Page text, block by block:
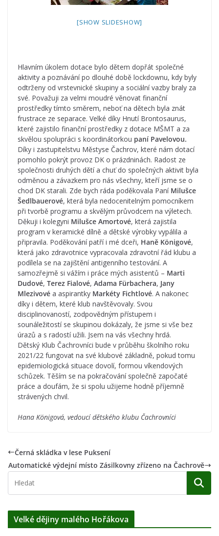
[SHOW SLIDESHOW]
Hlavním úkolem dotace bylo dětem dopřát společné
aktivity a poznávání po dlouhé době lockdownu, kdy byly
odtrženy od vrstevnické skupiny a sociální vazby braly za
své. Považuji za velmi moudré věnovat finanční
prostředky tímto směrem, neboť na dětech byla znát
frustrace ze separace. Velké díky Hnutí Brontosaurus,
které zajistilo finanční prostředky z dotace MŠMT a za
skvělou spolupráci s koordinátorkou paní Pavelovou.
Díky i zastupitelstvu Městyse Čachrov, které nám dotací
pomohlo pokrýt provoz DK o prázdninách. Radost ze
společnosti druhých dětí a chuť do společných aktivit byla
odměnou a závazkem pro nás všechny, kteří jsme se o
chod DK starali. Zde bych ráda poděkovala Paní Milušce
Šedlbauerové, která byla nedocenitelným pomocníkem
při tvorbě programu a skvělým průvodcem na výletech.
Děkuji i kolegyni Milušce Amortové, která zajistila
program v keramické dílně a dětské výrobky vypálila a
připravila. Poděkování patří i mé dceři, Haně Königové,
která jako zdravotnice vypracovala zdravotní řád klubu a
podílela se na zajištění antigenního testování. A
samozřejmě si vážím i práce mých asistentů – Marti
Dudové, Terez Fialové, Adama Fürbachera, Jany
Mlezivové a aspirantky Markéty Fichtlové. A nakonec
díky i dětem, které klub navštěvovaly. Svou
disciplinovaností, zodpovědným přístupem i
sounáležitostí se skupinou dokázaly, že jsme si vše bez
úrazů a s radostí užili. Jsem na vás všechny hrdá.
Dětský Klub Čachrovníci bude v průběhu školního roku
2021/22 fungovat na své klubové základně, pokud tomu
epidemiologická situace dovolí, formou víkendových
schůzek. Těším se na pokračování společně započaté
práce a doufám, že si spolu užijeme hodně příjemně
strávených chvil.
Hana Königová, vedoucí dětského klubu Čachrovníci
Černá skládka v lese Puksení
Automatické výdejní místo Zásilkovny zřízeno na Čachrově
Velké dějiny malého Hořákova